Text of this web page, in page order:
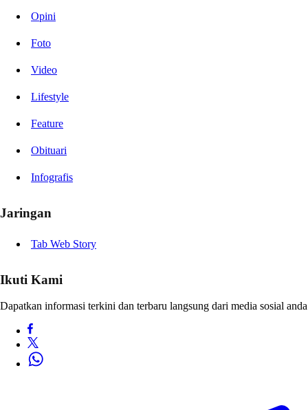
Opini
Foto
Video
Lifestyle
Feature
Obituari
Infografis
Jaringan
Tab Web Story
Ikuti Kami
Dapatkan informasi terkini dan terbaru langsung dari media sosial anda